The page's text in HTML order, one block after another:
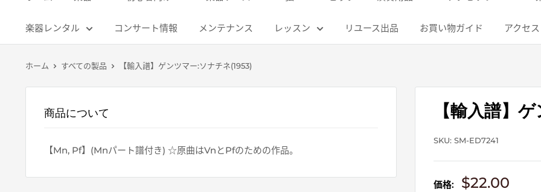
ッ
楽器レンタル コンサート情報 メンテナンス レッスン リユース出品 お買い物ガイド アクセス
ホーム すべての製品 【輸入譜】ゲンツマー:ソナチネ(1953)
【輸入譜】
SKU: SM-ED7241
価格:
販
$22.00
商品について
【Mn, Pf】(Mnパート譜付き) ☆原曲はVnとPfのための作品。